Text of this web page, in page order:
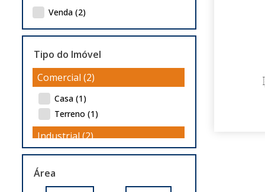
Venda (2)
Tipo do Imóvel
Comercial (2)
Casa (1)
Terreno (1)
Industrial (2)
Pavilhão (2)
Área